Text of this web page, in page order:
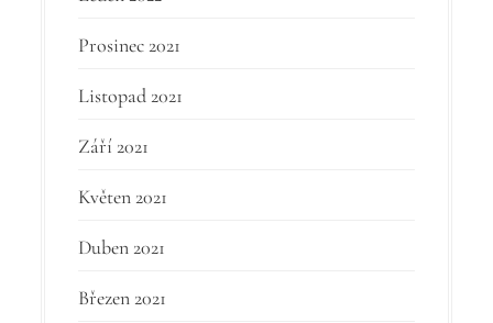
Prosinec 2021
Listopad 2021
Září 2021
Květen 2021
Duben 2021
Březen 2021